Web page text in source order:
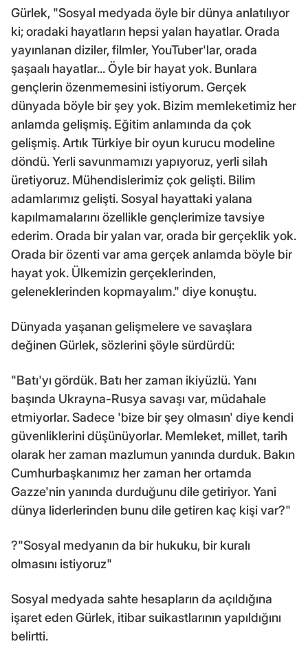
Gürlek, "Sosyal medyada öyle bir dünya anlatılıyor
ki; oradaki hayatların hepsi yalan hayatlar. Orada
yayınlanan diziler, filmler, YouTuber'lar, orada
şaşaalı hayatlar... Öyle bir hayat yok. Bunlara
gençlerin özenmemesini istiyorum. Gerçek
dünyada böyle bir şey yok. Bizim memleketimiz her
anlamda gelişmiş. Eğitim anlamında da çok
gelişmiş. Artık Türkiye bir oyun kurucu modeline
döndü. Yerli savunmamızı yapıyoruz, yerli silah
üretiyoruz. Mühendislerimiz çok gelişti. Bilim
adamlarımız gelişti. Sosyal hayattaki yalana
kapılmamalarını özellikle gençlerimize tavsiye
ederim. Orada bir yalan var, orada bir gerçeklik yok.
Orada bir özenti var ama gerçek anlamda böyle bir
hayat yok. Ülkemizin gerçeklerinden,
geleneklerinden kopmayalım." diye konuştu.
Dünyada yaşanan gelişmelere ve savaşlara
değinen Gürlek, sözlerini şöyle sürdürdü:
"Batı'yı gördük. Batı her zaman ikiyüzlü. Yanı
başında Ukrayna-Rusya savaşı var, müdahale
etmiyorlar. Sadece 'bize bir şey olmasın' diye kendi
güvenliklerini düşünüyorlar. Memleket, millet, tarih
olarak her zaman mazlumun yanında durduk. Bakın
Cumhurbaşkanımız her zaman her ortamda
Gazze'nin yanında durduğunu dile getiriyor. Yani
dünya liderlerinden bunu dile getiren kaç kişi var?"
?"Sosyal medyanın da bir hukuku, bir kuralı
olmasını istiyoruz"
Sosyal medyada sahte hesapların da açıldığına
işaret eden Gürlek, itibar suikastlarının yapıldığını
belirtti.